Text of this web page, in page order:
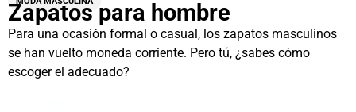
Zapatos para hombre
Para una ocasión formal o casual, los zapatos masculinos
se han vuelto moneda corriente. Pero tú, ¿sabes cómo
escoger el adecuado?